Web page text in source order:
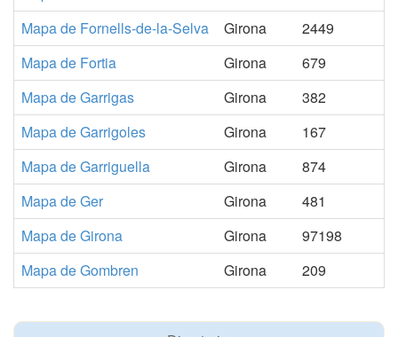
Mapa de Fornells-de-la-Selva
Girona
2449
Mapa de Fortia
Girona
679
Mapa de Garrigas
Girona
382
Mapa de Garrigoles
Girona
167
Mapa de Garriguella
Girona
874
Mapa de Ger
Girona
481
Mapa de Girona
Girona
97198
Mapa de Gombren
Girona 209